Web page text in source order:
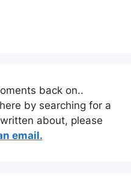
back on..
by searching for a
about, please
email.